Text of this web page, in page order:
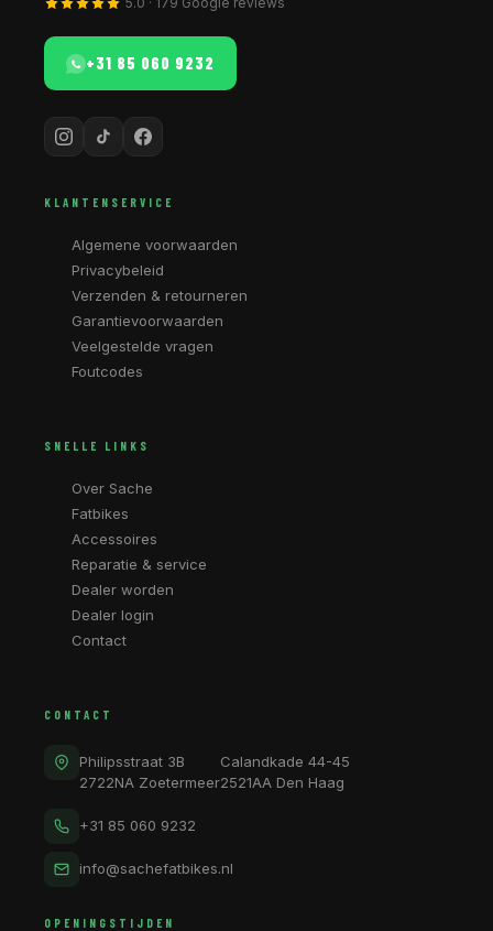
+31 85 060 9232
KLANTENSERVICE
Algemene voorwaarden
Privacybeleid
Verzenden & retourneren
Garantievoorwaarden
Veelgestelde vragen
Foutcodes
SNELLE LINKS
Over Sache
Fatbikes
Accessoires
Reparatie & service
Dealer worden
Dealer login
Contact
CONTACT
Philipsstraat 3B
2722NA Zoetermeer
Calandkade 44-45
2521AA Den Haag
+31 85 060 9232
info@sachefatbikes.nl
OPENINGSTIJDEN